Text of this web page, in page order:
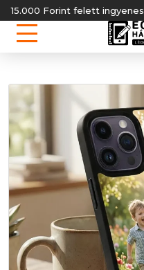
Forint felett ingyenes